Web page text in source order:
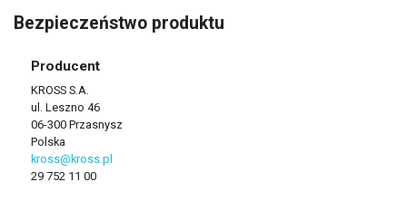
Bezpieczeństwo produktu
Producent
KROSS S.A.
ul. Leszno 46
06-300 Przasnysz
Polska
kross@kross.pl
29 752 11 00